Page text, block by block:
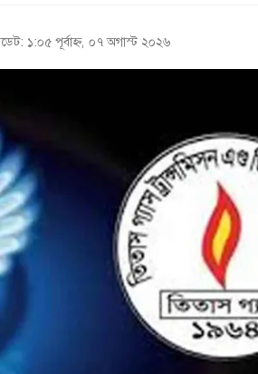
১:০৫ পূর্বাহ্ন, ০৭ অগাস্ট ২০২৬